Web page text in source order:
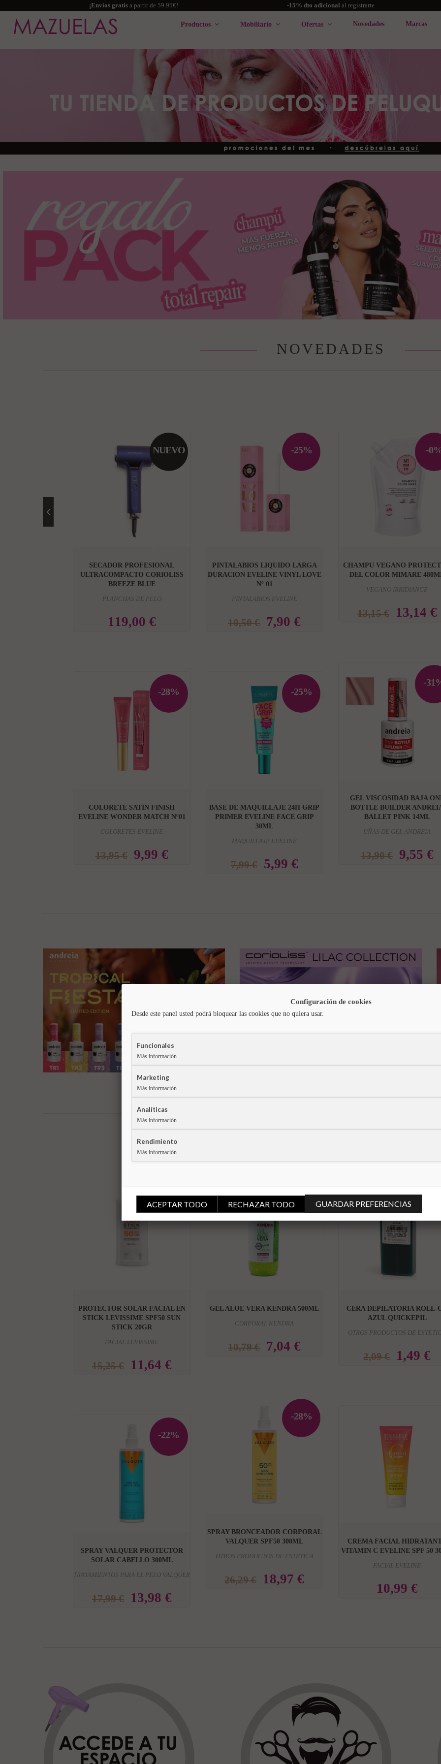
¡Envíos gratisa partir de 59.95€! -15% dto adicional al registrarte
Productos Mobiliario Ofertas Novedades Marcas
NOVEDADES
NUEVO
SECADOR PROFESIONAL
ULTRACOMPACTO CORIOLISS
BREEZE BLUE
PLANCHAS DE PELO
119,00 €
-28%
COLORETE SATIN FINISH
EVELINE WONDER MATCH Nº01
COLORETES EVELINE
13,95 € 9,99 €
-25%
PINTALABIOS LIQUIDO LARGA
DURACION EVELINE VINYL LOVE
Nº 01
PINTALABIOS EVELINE
10,50 € 7,90 €
-25%
BASE DE MAQUILLAJE 24H GRIP
PRIMER EVELINE FACE GRIP
30ML
MAQUILLAJE EVELINE
7,99 € 5,99 €
-
CHAMPU VEGANO
DEL COLOR MIMARE
VEGANO IRRIDIANCE
13,15 € 13,14 €
-

GEL VISCOSIDAD BAJA
BOTTLE BUILDER
BALLET PINK 14ML
UÑAS DE GEL ANDREIA
13,90 € 9,55 €
-24%
PROTECTOR SOLAR FACIAL EN
STICK LEVISSIME SPF50 SUN
STICK 20GR
FACIAL LEVISSIME
15,25 € 11,64 €
-22%
SPRAY VALQUER PROTECTOR
SOLAR CABELLO 300ML
TRATAMIENTOS PARA EL PELO VALQUER
17,99 € 13,98 €
-35%

GEL ALOE VERA KENDRA 500ML
CORPORAL KENDRA
10,79 € 7,04 €
-28%
SPRAY BRONCEADOR CORPORAL
VALQUER SPF50 300ML
OTROS PRODUCTOS DE ESTETICA
26,29 € 18,97 €

CERA DEPILATORIA ROLL-
AZUL QUICKEPIL
OTROS PRODUCTOS DE
2,09 € 1,49 €
CREMA FACIAL
VITAMIN C EVELINE SPF 50
FACIAL EVELINE
10,99 €
Configuración de cookies
Desde este panel usted podrá bloquear las cookies que no quiera usar.
Funcionales
Más información
Marketing
Más información
Analíticas
Más información
Rendimiento
Más información
ACEPTAR TODO RECHAZAR TODO GUARDAR PREFERENCIAS